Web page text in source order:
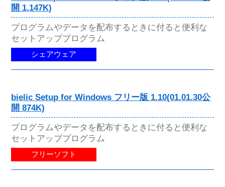
開 1,147K)
プログラムやデータを配布するときに付ると便利な
セットアッププログラム
シェアウェア
bielic Setup for Windows フリー版 1.10(01.01.30公
開 874K)
プログラムやデータを配布するときに付ると便利な
セットアッププログラム
フリーソフト